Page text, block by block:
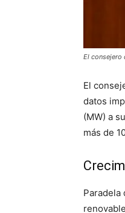
El consejero
El
datos
(MW) a
más de
Paradela